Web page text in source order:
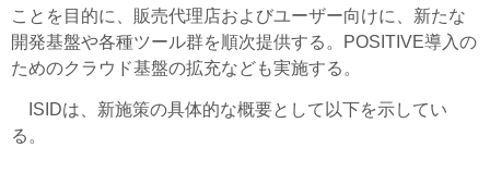
ことを目的に、販売代理店およびユーザー向けに、新たな
開発基盤や各種ツール群を順次提供する。POSITIVE導入の
ためのクラウド基盤の拡充なども実施する。
ISIDは、新施策の具体的な概要として以下を示してい
る。